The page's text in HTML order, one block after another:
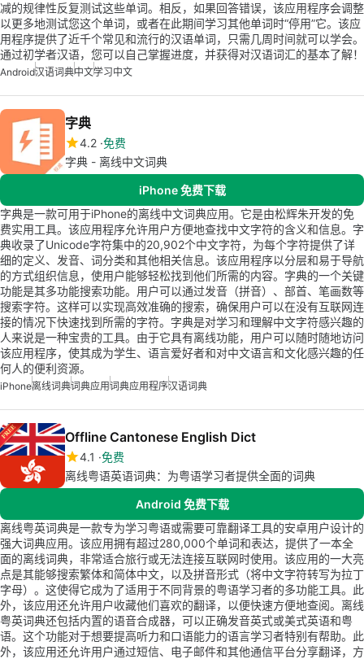
减的规律性反复测试这些单词。相反，如果回答错误，该应用程序会调整
以更多地测试您这个单词，或者在此期间学习其他单词时“停用”它。该应
用程序提供了近千个常见和流行的汉语单词，只需几周时间就可以学会。
通过初学者汉语，您可以自己掌握进度，并获得对汉语词汇的基本了解！
Android汉语词典中文学习中文
字典
4.2 免费
字典 - 离线中文词典
iPhone 免费下载
字典是一款可用于iPhone的离线中文词典应用。它是由松辉朱开发的免
费实用工具。该应用程序允许用户方便地查找中文字符的含义和信息。字
典收录了Unicode字符集中的20,902个中文字符，为每个字符提供了详
细的定义、发音、词分类和其他相关信息。该应用程序以分层和易于导航
的方式组织信息，使用户能够轻松找到他们所需的内容。字典的一个关键
功能是其多功能搜索功能。用户可以通过发音（拼音）、部首、笔画数等
搜索字符。这样可以实现高效准确的搜索，确保用户可以在没有互联网连
接的情况下快速找到所需的字符。字典是对学习和理解中文字符感兴趣的
人来说是一种宝贵的工具。由于它具有离线功能，用户可以随时随地访问
该应用程序，使其成为学生、语言爱好者和对中文语言和文化感兴趣的任
何人的便利资源。
iPhone离线词典词典应用词典应用程序汉语词典
Offline Cantonese English Dict
4.1 免费
离线粤语英语词典：为粤语学习者提供全面的词典
Android 免费下载
离线粤英词典是一款专为学习粤语或需要可靠翻译工具的安卓用户设计的
强大词典应用。该应用拥有超过280,000个单词和表达，提供了一本全
面的离线词典，非常适合旅行或无法连接互联网时使用。该应用的一大亮
点是其能够搜索繁体和简体中文，以及拼音形式（将中文字符转写为拉丁
字母）。这使得它成为了适用于不同背景的粤语学习者的多功能工具。此
外，该应用还允许用户收藏他们喜欢的翻译，以便快速方便地查阅。离线
粤英词典还包括内置的语音合成器，可以正确发音英式或美式英语和粤
语。这个功能对于想要提高听力和口语能力的语言学习者特别有帮助。此
外，该应用还允许用户通过短信、电子邮件和其他通信平台分享翻译，方